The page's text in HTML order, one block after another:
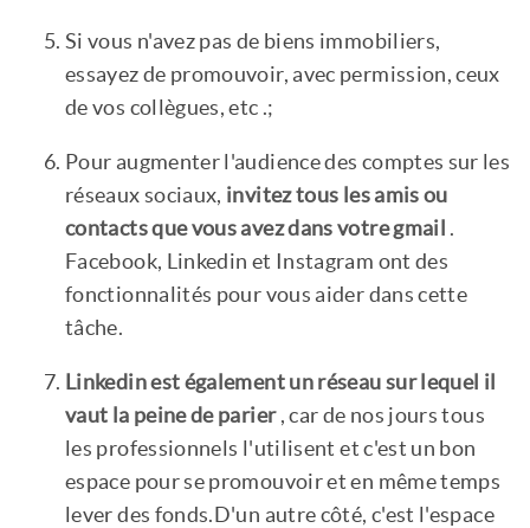
Si vous n'avez pas de biens immobiliers,
essayez de promouvoir, avec permission, ceux
de vos collègues, etc .;
Pour augmenter l'audience des comptes sur les
réseaux sociaux, invitez tous les amis ou
contacts que vous avez dans votre gmail .
Facebook, Linkedin et Instagram ont des
fonctionnalités pour vous aider dans cette
tâche.
Linkedin est également un réseau sur lequel il
vaut la peine de parier, car de nos jours tous
les professionnels l'utilisent et c'est un bon
espace pour se promouvoir et en même temps
lever des fonds.D'un autre côté, c'est l'espace